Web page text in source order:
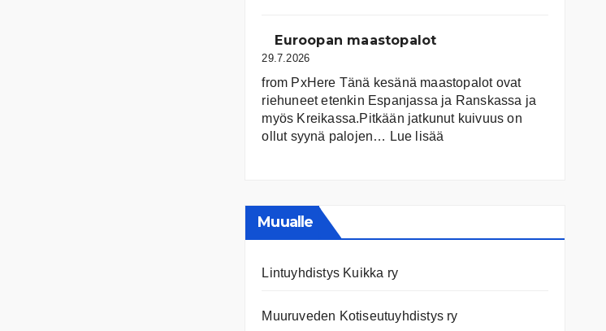
ja
nettilähteitä
Euroopan maastopalot
29.7.2026
from PxHere Tänä kesänä maastopalot ovat
riehuneet etenkin Espanjassa ja Ranskassa ja
myös Kreikassa.Pitkään jatkunut kuivuus on
ollut syynä palojen… Lue lisää
Muualle
Lintuyhdistys Kuikka ry
Muuruveden Kotiseutuyhdistys ry